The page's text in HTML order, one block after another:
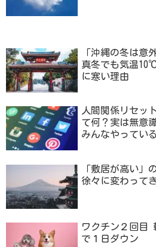
「沖縄の冬は意
真冬でも気温
に寒い理由
人間関係リセッ
て何？実は無意
みんなやってい
「敷居が高い」
徐々に変わって
ワクチン２回目
で１日ダウン